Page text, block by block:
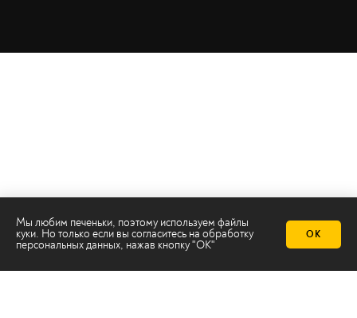
Мы любим печеньки, поэтому используем файлы
куки. Но только если вы согласитесь на обработку
персональных данных, нажав кнопку "ОК"
ОК